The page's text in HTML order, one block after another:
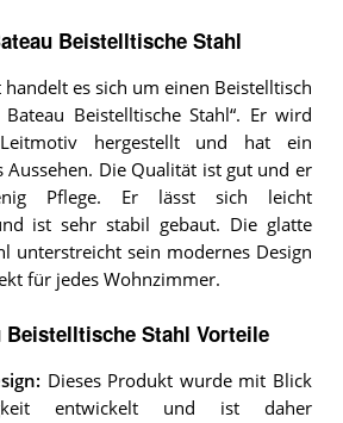
Beistelltische Stahl
es sich um einen Beistelltisch
Beistelltische Stahl“. Er wird
hergestellt und hat ein
Aussehen. Die Qualität ist gut und er
Pflege. Er lässt sich leicht
ist sehr stabil gebaut. Die glatte
unterstreicht sein modernes Design
für jedes Wohnzimmer.
Stahl Vorteile
: Dieses Produkt wurde mit Blick
entwickelt und ist daher